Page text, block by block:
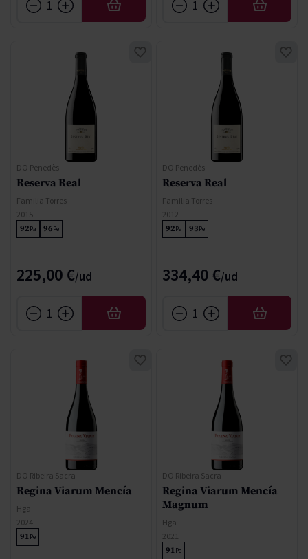
AÑADIR AÑADIR
DO Penedès
Reserva Real
Familia Torres
2015
92Pa 96Pe
225,00 €
AÑADIR
DO Penedès
Reserva Real
Familia Torres
2012
92Pa 93Pe
334,40 €
AÑADIR
DO Ribeira Sacra
Regina Viarum Mencía
Hga
2024
91Pe
DO Ribeira Sacra
Regina Viarum Mencía
Magnum
Hga
2021
91Pe